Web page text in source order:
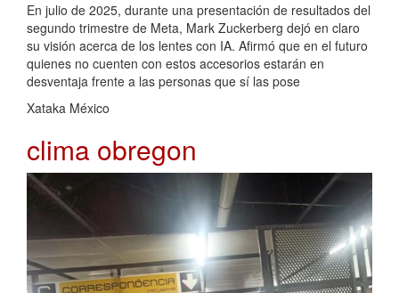
En julio de 2025, durante una presentación de resultados del
segundo trimestre de Meta, Mark Zuckerberg dejó en claro
su visión acerca de los lentes con IA. Afirmó que en el futuro
quienes no cuenten con estos accesorios estarán en
desventaja frente a las personas que sí las pose
Xataka México
clima obregon